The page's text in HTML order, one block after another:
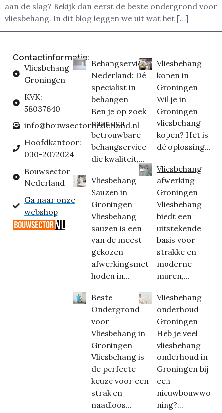
aan de slag? Bekijk dan eerst de beste ondergrond voor
vliesbehang. In dit blog leggen we uit wat het […]
Contactinformatie:
Vliesbehang
Groningen
KVK:
58037640
info@bouwsectornederland.nl
Hoofdkantoor:
030-2072024
Bouwsector
Nederland
Ga naar onze
webshop
Behangservice
Nederland: Dé
specialist in
behangen
Ben je op zoek
naar een
betrouwbare
behangservice
die kwaliteit,...
Vliesbehang
Sauzen in
Groningen
Vliesbehang
sauzen is een
van de meest
gekozen
afwerkingsmet
hoden in...
Beste
Ondergrond
voor
Vliesbehang in
Groningen
Vliesbehang is
de perfecte
keuze voor een
strak en
naadloos...
Vliesbehang
kopen in
Groningen
Wil je in
Groningen
vliesbehang
kopen? Het is
dé oplossing...
Vliesbehang
afwerking
Groningen
Vliesbehang
biedt een
uitstekende
basis voor
strakke en
moderne
muren,...
Vliesbehang
onderhoud
Groningen
Heb je veel
vliesbehang
onderhoud in
Groningen bij
een
nieuwbouwwo
ning?...